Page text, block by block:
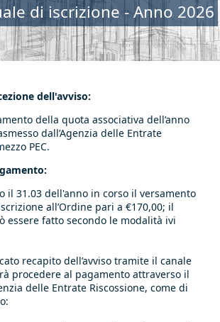
di iscrizione - Anno 2026
dell'avviso:
della quota associativa dell’anno
dall’Agenzia delle Entrate
PEC.
il 31.03 dell'anno in corso il versamento
all’Ordine pari a €170,00; il
essere fatto secondo le modalità ivi
recapito dell’avviso tramite il canale
procedere al pagamento attraverso il
delle Entrate Riscossione, come di